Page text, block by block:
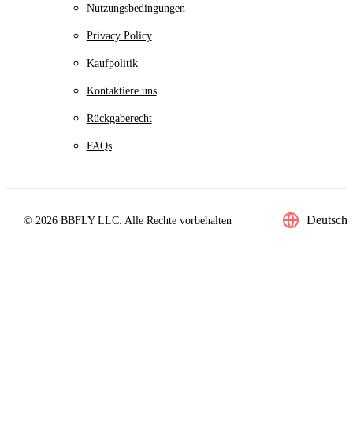
Nutzungsbedingungen
Privacy Policy
Kaufpolitik
Kontaktiere uns
Rückgaberecht
FAQs
© 2026 BBFLY LLC. Alle Rechte vorbehalten Deutsch